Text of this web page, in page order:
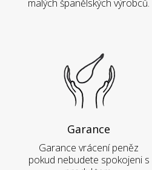
malých španělských výrobců.
Garance
Garance vrácení peněz
pokud nebudete spokojeni s